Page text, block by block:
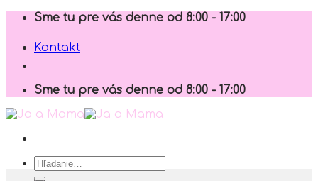
Skip
content
Sme tu pre vás denne od 8:00 - 17:00
Kontakt
Sme tu pre vás denne od 8:00 - 17:00
Hľadať: